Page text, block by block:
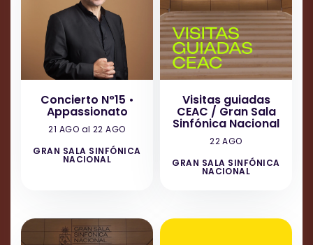
Concierto N°15 •
Appassionato
21 AGO al 22 AGO
GRAN SALA SINFÓNICA
NACIONAL
Visitas guiadas
CEAC / Gran Sala
Sinfónica Nacional
22 AGO
GRAN SALA SINFÓNICA
NACIONAL